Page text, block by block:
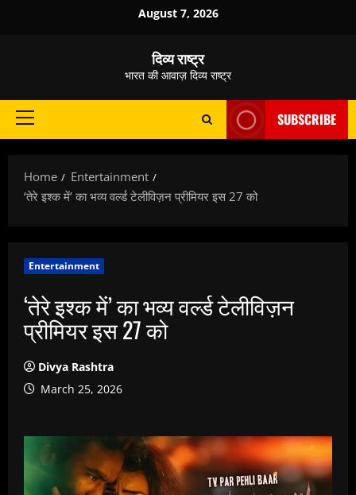
August 7, 2026
दिव्य राष्ट्र
भारत की आवाज़ दिव्य राष्ट्र
Primary
SUBSCRIBE
Home
Entertainment
‘तेरे इश्क में’ का भव्य वर्ल्ड टेलीविज़न प्रीमियर इस 27 को
Entertainment
‘तेरे इश्क में’ का भव्य वर्ल्ड टेलीविज़न
प्रीमियर इस 27 को
Divya Rashtra
March 25, 2026